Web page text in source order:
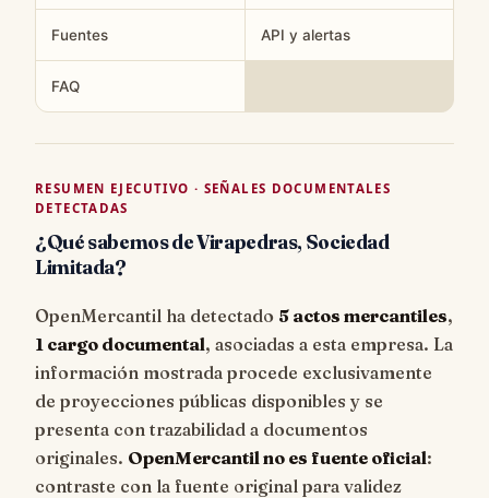
Fuentes API y alertas
FAQ
RESUMEN EJECUTIVO · SEÑALES DOCUMENTALES
DETECTADAS
¿Qué sabemos de Virapedras, Sociedad
Limitada?
OpenMercantil ha detectado 5 actos mercantiles,
1 cargo documental, asociadas a esta empresa. La
información mostrada procede exclusivamente
de proyecciones públicas disponibles y se
presenta con trazabilidad a documentos
originales. OpenMercantil no es fuente oficial:
contraste con la fuente original para validez